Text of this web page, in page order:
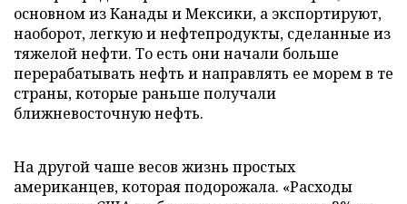
основном из Канады и Мексики, а экспортируют,
наоборот, легкую и нефтепродукты, сделанные из
тяжелой нефти. То есть они начали больше
перерабатывать нефть и направлять ее морем в те
страны, которые раньше получали
ближневосточную нефть.
На другой чаше весов жизнь простых
американцев, которая подорожала. «Расходы